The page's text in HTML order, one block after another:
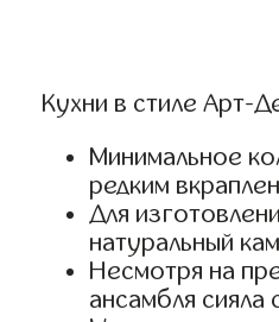
Кухни в стиле Арт-
Минимальное
редким
Для
натуральный
Несмотря на
ансамбля